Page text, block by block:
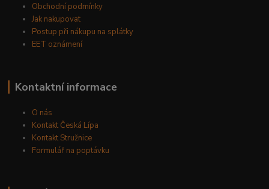
Obchodní podmínky
Jak nakupovat
Postup při nákupu na splátky
EET oznámení
Kontaktní informace
O nás
Kontakt Česká Lípa
Kontakt Stružnice
Formulář na poptávku